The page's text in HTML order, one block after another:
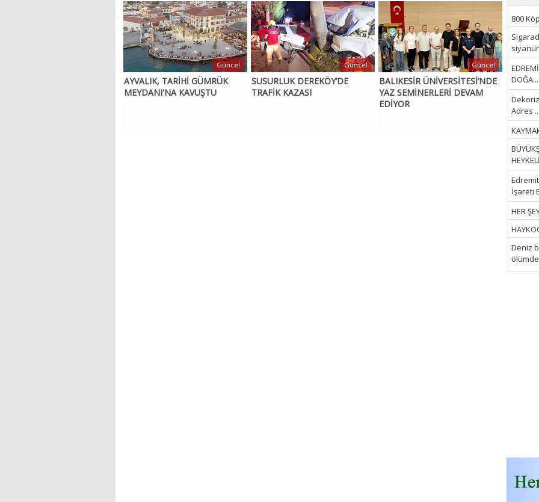
800
DOĞA...
Adres ...
İşareti
HER
Deniz
AYVALIK, TARİHİ GÜMRÜK
MEYDANI'NA KAVUŞTU
Güncel
SUSURLUK DEREKÖY’DE
TRAFİK KAZASI
Güncel
BALIKESİR ÜNİVERSİTESİ’NDE
YAZ SEMİNERLERİ DEVAM
EDİYOR
Güncel